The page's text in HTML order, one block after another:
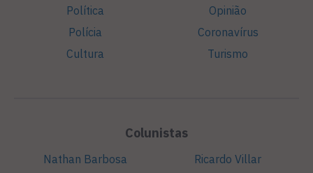
Política
Polícia
Cultura
Opinião
Coronavírus
Turismo
Colunistas
Nathan Barbosa
Ricardo Villar